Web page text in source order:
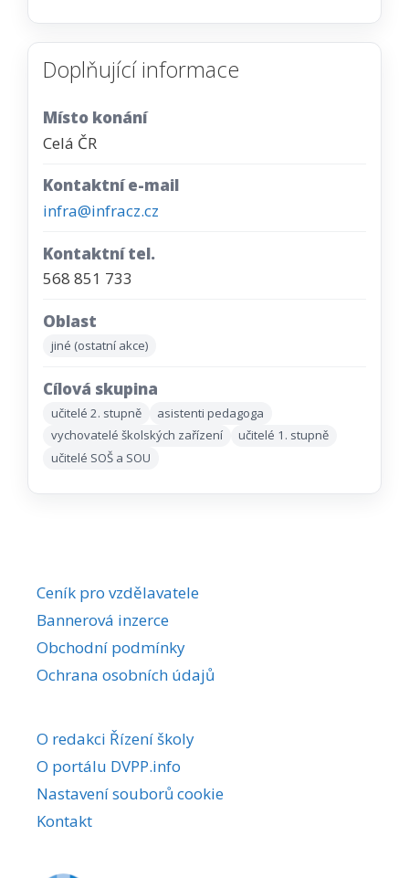
Doplňující informace
Místo konání
Celá ČR
Kontaktní e-mail
infra@infracz.cz
Kontaktní tel.
568 851 733
Oblast
jiné (ostatní akce)
Cílová skupina
učitelé 2. stupně
asistenti pedagoga
vychovatelé školských zařízení
učitelé 1. stupně
učitelé SOŠ a SOU
Ceník pro vzdělavatele
Bannerová inzerce
Obchodní podmínky
Ochrana osobních údajů
O redakci Řízení školy
O portálu DVPP.info
Nastavení souborů cookie
Kontakt